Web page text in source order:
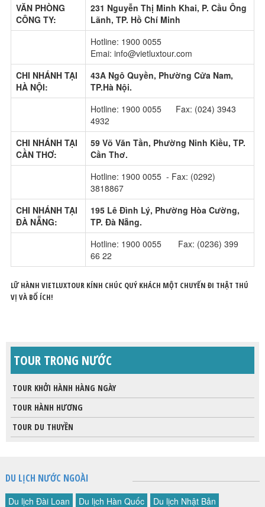
VĂN PHÒNG
CÔNG TY:
231 Nguyễn Thị Minh Khai, P. Cầu Ông
Lãnh, TP. Hồ Chí Minh
Hotline: 1900 0055
Emai: info@vietluxtour.com
CHI NHÁNH TẠI
HÀ NỘI:
43A Ngô Quyền, Phường Cửa Nam,
TP.Hà Nội.
Hotline: 1900 0055 Fax: (024) 3943
4932
CHI NHÁNH TẠI
CẦN THƠ:
59 Võ Văn Tần, Phường Ninh Kiều, TP.
Cần Thơ.
Hotline: 1900 0055 - Fax: (0292)
3818867
CHI NHÁNH TẠI
ĐÀ NẴNG:
195 Lê Đình Lý, Phường Hòa Cường,
TP. Đà Nẵng.
Hotline: 1900 0055 Fax: (0236) 399
66 22
LỮ HÀNH VIETLUXTOUR KÍNH CHÚC QUÝ KHÁCH MỘT CHUYẾN ĐI THẬT THÚ
VỊ VÀ BỔ ÍCH!
TOUR TRONG NƯỚC
TOUR KHỞI HÀNH HÀNG NGÀY
TOUR HÀNH HƯƠNG
TOUR DU THUYỀN
DU LỊCH NƯỚC NGOÀI
Du lịch Đài Loan Du lịch Hàn Quốc
Du lịch Nhật Bản